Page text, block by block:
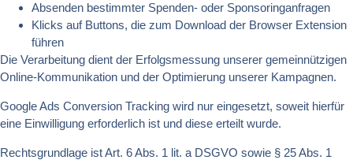
Absenden bestimmter Spenden- oder Sponsoringanfragen
Klicks auf Buttons, die zum Download der Browser Extension
führen
Die Verarbeitung dient der Erfolgsmessung unserer gemeinnützigen
Online-Kommunikation und der Optimierung unserer Kampagnen.
Google Ads Conversion Tracking wird nur eingesetzt, soweit hierfür
eine Einwilligung erforderlich ist und diese erteilt wurde.
Rechtsgrundlage ist Art. 6 Abs. 1 lit. a DSGVO sowie § 25 Abs. 1